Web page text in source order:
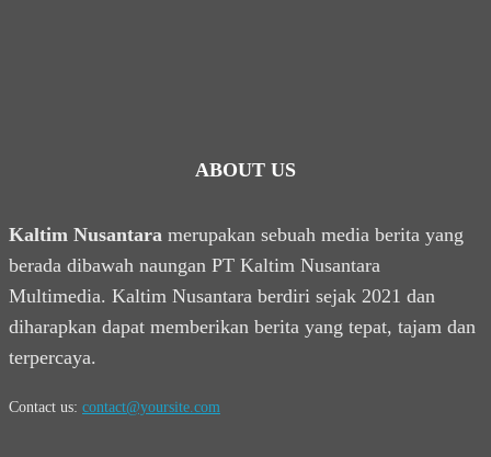
ABOUT US
Kaltim Nusantara merupakan sebuah media berita yang
berada dibawah naungan PT Kaltim Nusantara
Multimedia. Kaltim Nusantara berdiri sejak 2021 dan
diharapkan dapat memberikan berita yang tepat, tajam dan
terpercaya.
Contact us: contact@yoursite.com